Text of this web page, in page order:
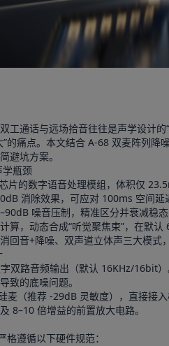
工通话与远场拾音往往是声学设计
”的痛点。本文结合 A-68 双麦阵列
避坑方案。
学瓶颈
片的数字语音处理模组，体积仅
消除效果，可应对 100ms 空间
噪音压制，精准区分并衰减稳
算，动态合成“听觉聚焦束”，在默
回音+降噪、双声道立体声三大模
双路音频输出（默认 16KHz/16bit
致的底噪问题。
麦（推荐 -29dB 灵敏度），直接接
8–10 倍增益的前置放大电路。
遵循以下硬件规范：